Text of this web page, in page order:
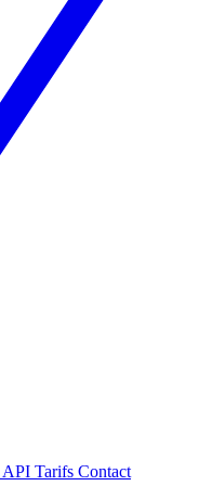
API Tarifs Contact